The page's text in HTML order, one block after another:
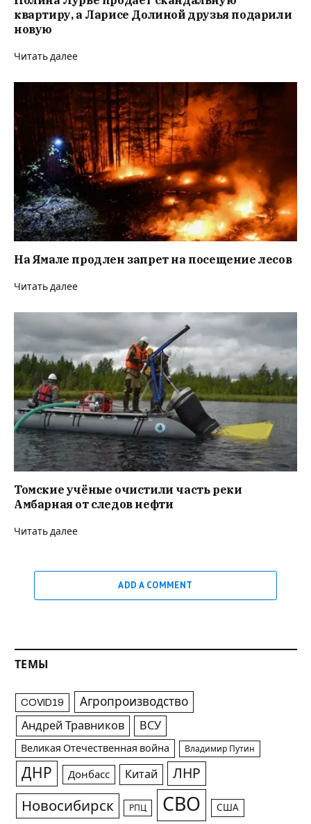
квартиру, а Ларисе Долиной друзья подарили
новую
Читать далее
На Ямале продлен запрет на посещение лесов
Читать далее
Томские учёные очистили часть реки
Амбарная от следов нефти
Читать далее
ADD A COMMENT
ТЕМЫ
COVID19 Агропроизводство
Андрей Травников ВСУ
Великая Отечественная война Владимир Путин
ДНР Донбасс Китай ЛНР
Новосибирск РПЦ СВО США